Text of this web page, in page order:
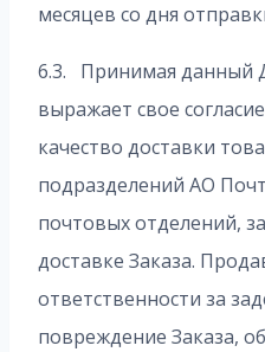
месяцев со дня
6.3. Принимая данный
выражает свое
качество доставки
подразделений АО
почтовых отделений,
доставке Заказа.
ответственности за
повреждение Заказа,